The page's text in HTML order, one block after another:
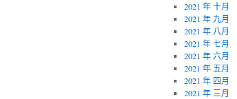
2021 年 十月
2021 年 九月
2021 年 八月
2021 年 七月
2021 年 六月
2021 年 五月
2021 年 四月
2021 年 三月